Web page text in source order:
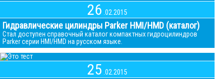
26 .02.2015
Гидравлические цилиндры Parker HMI/HMD (каталог)
Стал доступен справочный каталог компактных гидроцилиндров
Parker серии HMI/HMD на русском языке.
25 .02.2015